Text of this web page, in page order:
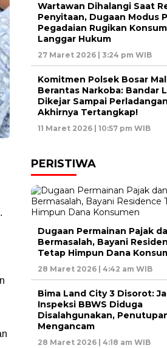
Wartawan Dihalangi Saat
Penyitaan, Dugaan Modus
Pegadaian Rugikan
Langgar Hukum
27 Maret 2026 | 3:24 pm WIB
Komitmen Polsek Bosar
Berantas Narkoba: Bandar
Dikejar Sampai
Akhirnya Tertangkap!
11 Maret 2026 | 10:57 pm WIB
PERISTIWA
Dugaan Permainan Pajak
Bermasalah, Bayani
Tetap Himpun Dana
28 Maret 2026 | 4:42 am WIB
Bima Land City 3 Disorot:
Inspeksi BBWS Diduga
Disalahgunakan,
Mengancam
28 Maret 2026 | 4:18 am WIB